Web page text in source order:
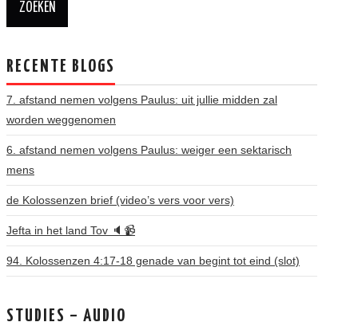
RECENTE BLOGS
7. afstand nemen volgens Paulus: uit jullie midden zal
worden weggenomen
6. afstand nemen volgens Paulus: weiger een sektarisch
mens
de Kolossenzen brief (video’s vers voor vers)
Jefta in het land Tov 🔈📹
94. Kolossenzen 4:17-18 genade van begint tot eind (slot)
STUDIES – AUDIO